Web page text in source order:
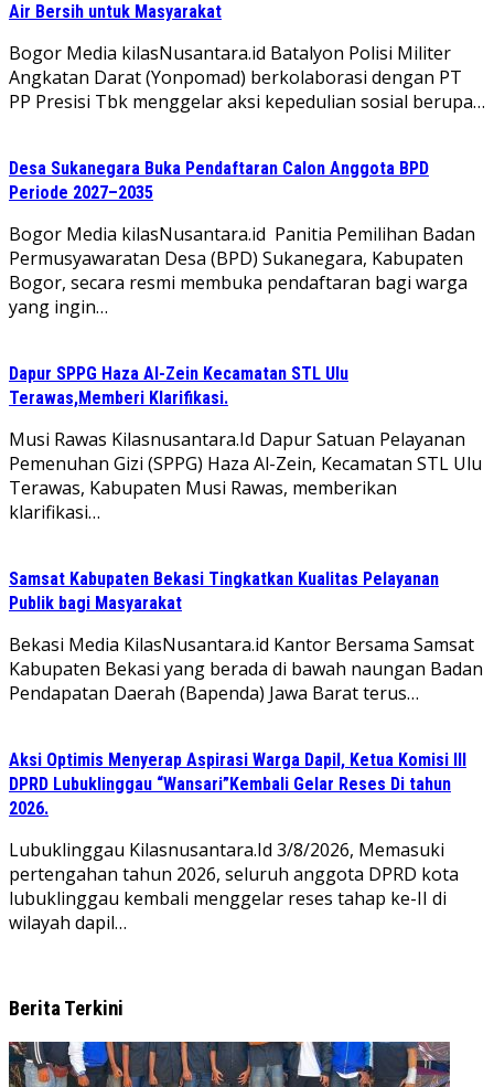
Air Bersih untuk Masyarakat
Bogor Media kilasNusantara.id Batalyon Polisi Militer
Angkatan Darat (Yonpomad) berkolaborasi dengan PT
PP Presisi Tbk menggelar aksi kepedulian sosial berupa…
Desa Sukanegara Buka Pendaftaran Calon Anggota BPD
Periode 2027–2035
Bogor Media kilasNusantara.id Panitia Pemilihan Badan
Permusyawaratan Desa (BPD) Sukanegara, Kabupaten
Bogor, secara resmi membuka pendaftaran bagi warga
yang ingin…
Dapur SPPG Haza Al-Zein Kecamatan STL Ulu
Terawas,Memberi Klarifikasi.
Musi Rawas Kilasnusantara.Id Dapur Satuan Pelayanan
Pemenuhan Gizi (SPPG) Haza Al-Zein, Kecamatan STL Ulu
Terawas, Kabupaten Musi Rawas, memberikan
klarifikasi…
Samsat Kabupaten Bekasi Tingkatkan Kualitas Pelayanan
Publik bagi Masyarakat
Bekasi Media KilasNusantara.id Kantor Bersama Samsat
Kabupaten Bekasi yang berada di bawah naungan Badan
Pendapatan Daerah (Bapenda) Jawa Barat terus…
Aksi Optimis Menyerap Aspirasi Warga Dapil, Ketua Komisi III
DPRD Lubuklinggau “Wansari”Kembali Gelar Reses Di tahun
2026.
Lubuklinggau Kilasnusantara.Id 3/8/2026, Memasuki
pertengahan tahun 2026, seluruh anggota DPRD kota
lubuklinggau kembali menggelar reses tahap ke-II di
wilayah dapil…
Berita Terkini